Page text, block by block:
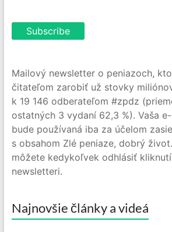
Mailový newsletter o peniazoch,
čitateľom zarobiť už stovky
k 19 146 odberateľom #zpdz
ostatných 3 vydaní 62,3 %). Vaša
bude používaná iba za účelom
s obsahom Zlé peniaze, dobrý
môžete kedykoľvek odhlásiť
newsletteri.
Najnovšie články a videá